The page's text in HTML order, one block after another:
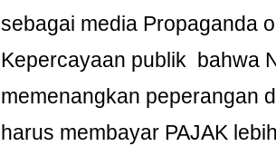
sebagai media Propaganda
Kepercayaan publik bahwa
memenangkan peperangan
harus membayar PAJAK